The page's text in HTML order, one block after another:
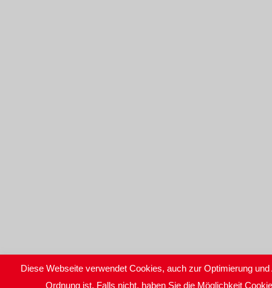
Diese Webseite verwendet Cookies, auch zur Optimierung
Ordnung ist. Falls nicht, haben Sie die Möglichkeit